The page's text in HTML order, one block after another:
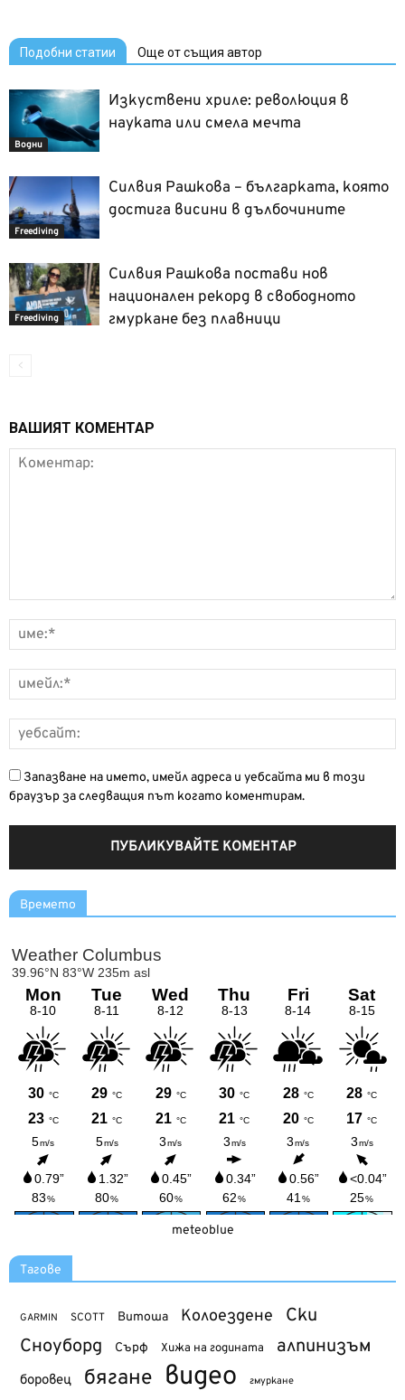
Подобни статии Още от същия автор
Водни
Изкуствени хриле: революция в
науката или смела мечта
Freediving
Силвия Рашкова – българката, която
достига висини в дълбочините
Freediving
Силвия Рашкова постави нов
национален рекорд в свободното
гмуркане без плавници
ВАШИЯТ КОМЕНТАР
Запазване на името, имейл адреса и уебсайта ми в този
браузър за следващия път когато коментирам.
Времето
meteoblue
Тагове
GARMIN SCOTT Витоша Колоездене Ски
Сноуборд Сърф Хижа на годината алпинизъм
боровец бягане видео гмуркане